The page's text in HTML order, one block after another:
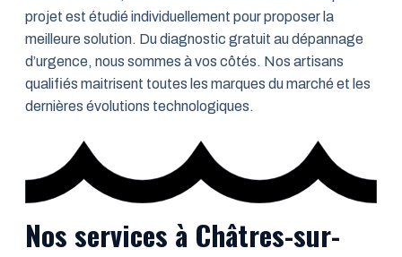
projet est étudié individuellement pour proposer la
meilleure solution. Du diagnostic gratuit au dépannage
d’urgence, nous sommes à vos côtés. Nos artisans
qualifiés maitrisent toutes les marques du marché et les
dernières évolutions technologiques.
Nos services à Châtres-sur-